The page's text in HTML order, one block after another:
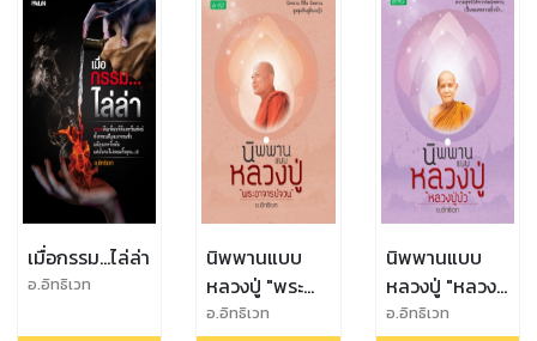
เมื่อกรรม...ไล่ล่า
อ.อิทธิเวท
นิพพานแบบ
หลวงปู่ "พระ
อาจารย์จวน"
อ.อิทธิเวท
นิพพานแบบ
หลวงปู่ "หลวงปู่
บัว"
อ.อิทธิเวท